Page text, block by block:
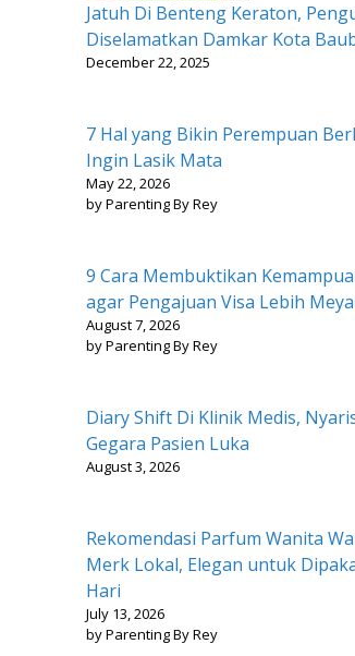
Jatuh Di Benteng Keraton,
Diselamatkan Damkar Kota
December 22, 2025
7 Hal yang Bikin Perempuan
Ingin Lasik Mata
May 22, 2026
by Parenting By Rey
9 Cara Membuktikan
agar Pengajuan Visa Lebih
August 7, 2026
by Parenting By Rey
Diary Shift Di Klinik Medis,
Gegara Pasien Luka
August 3, 2026
Rekomendasi Parfum Wanita
Merk Lokal, Elegan untuk
Hari
July 13, 2026
by Parenting By Rey